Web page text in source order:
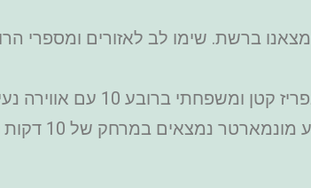
ברשת. שימו לב לאזורים ומספרי
– מלון 2 כוכבים
ותחנת